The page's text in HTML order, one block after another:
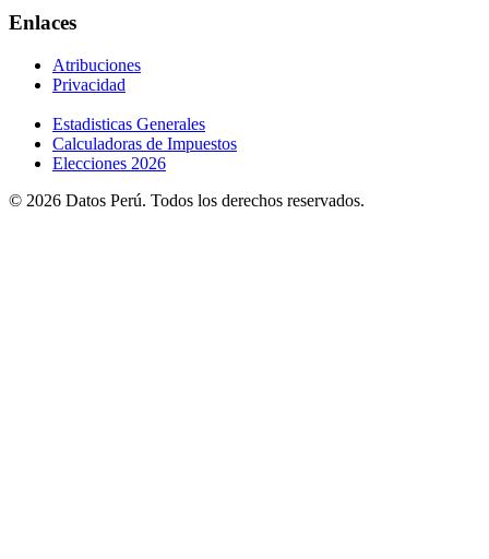
Enlaces
Atribuciones
Privacidad
Estadisticas Generales
Calculadoras de Impuestos
Elecciones 2026
© 2026 Datos Perú. Todos los derechos reservados.